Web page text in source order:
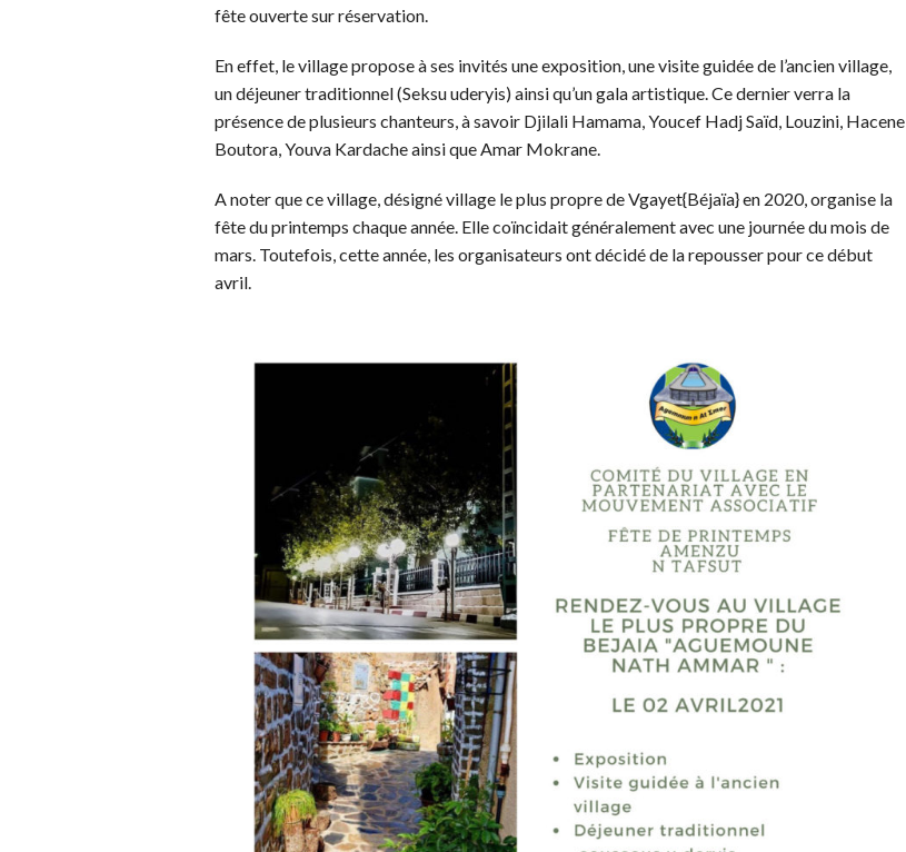
fête ouverte sur réservation.
En effet, le village propose à ses invités une exposition, une visite guidée de l’ancien village,
un déjeuner traditionnel (Seksu uderyis) ainsi qu’un gala artistique. Ce dernier verra la
présence de plusieurs chanteurs, à savoir Djilali Hamama, Youcef Hadj Saïd, Louzini, Hacene
Boutora, Youva Kardache ainsi que Amar Mokrane.
A noter que ce village, désigné village le plus propre de Vgayet{Béjaïa} en 2020, organise la
fête du printemps chaque année. Elle coïncidait généralement avec une journée du mois de
mars. Toutefois, cette année, les organisateurs ont décidé de la repousser pour ce début
avril.